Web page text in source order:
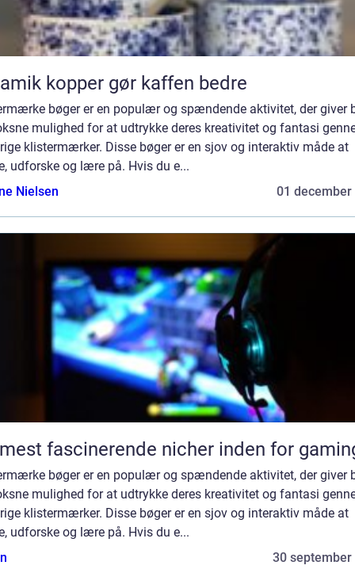
kopper gør kaffen bedre
bøger er en populær og spændende aktivitet, der giver
mulighed for at udtrykke deres kreativitet og fantasi
klistermærker. Disse bøger er en sjov og interaktiv måde at
udforske og lære på. Hvis du e...
Nielsen
01 december
fascinerende nicher inden for
bøger er en populær og spændende aktivitet, der giver
mulighed for at udtrykke deres kreativitet og fantasi
klistermærker. Disse bøger er en sjov og interaktiv måde at
udforske og lære på. Hvis du e...
30 september